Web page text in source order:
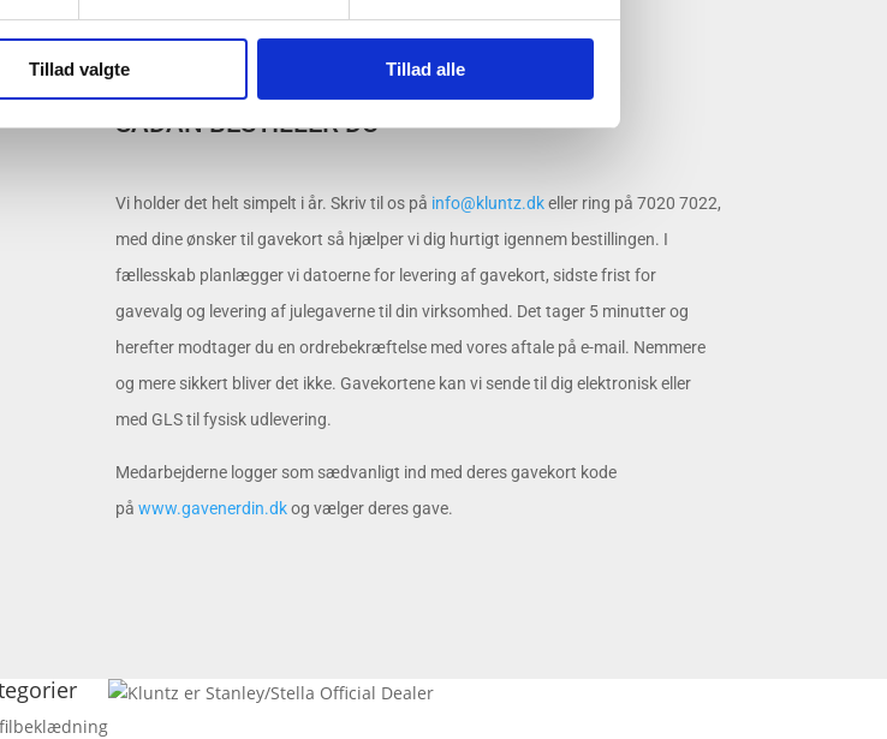
Tillad valgte Tillad alle
SÅDAN BESTILLER DU
Vi holder det helt simpelt i år. Skriv til os på info@kluntz.dk eller ring på 7020 7022,
med dine ønsker til gavekort så hjælper vi dig hurtigt igennem bestillingen. I
fællesskab planlægger vi datoerne for levering af gavekort, sidste frist for
gavevalg og levering af julegaverne til din virksomhed. Det tager 5 minutter og
herefter modtager du en ordrebekræftelse med vores aftale på e-mail. Nemmere
og mere sikkert bliver det ikke. Gavekortene kan vi sende til dig elektronisk eller
med GLS til fysisk udlevering.
Medarbejderne logger som sædvanligt ind med deres gavekort kode
på www.gavenerdin.dk og vælger deres gave.